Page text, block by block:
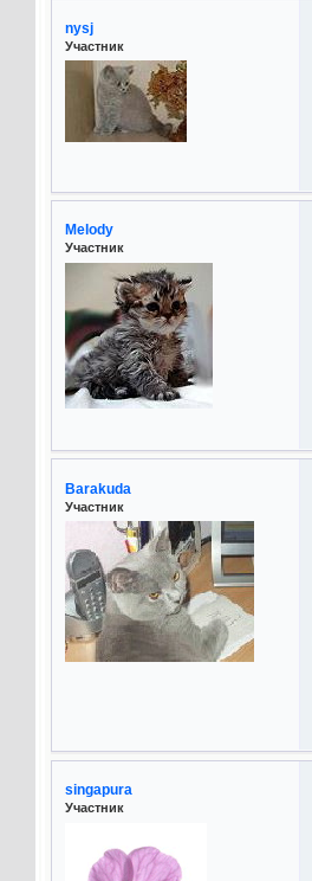
nysj
Участник
Melody
Участник
Barakuda
Участник
singapura
Участник